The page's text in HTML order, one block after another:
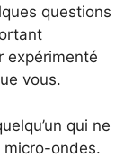
questions
expérimenté
vous.
qui ne
micro-ondes.